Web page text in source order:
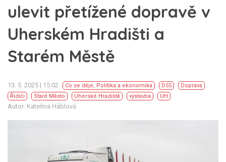
ulevit přetížené dopravě v
Uherském Hradišti a
Starém Městě
13. 5. 2025 | 15:02 Co se děje, Politika a ekonomika D55
Doprava
Řidiči
Staré Město Uherské Hradiště výstavba UH
Autor: Kateřina Háblová